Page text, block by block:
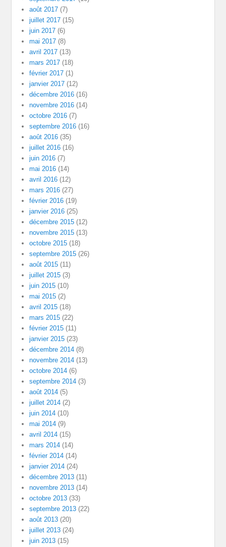
août 2017 (7)
juillet 2017 (15)
juin 2017 (6)
mai 2017 (8)
avril 2017 (13)
mars 2017 (18)
février 2017 (1)
janvier 2017 (12)
décembre 2016 (16)
novembre 2016 (14)
octobre 2016 (7)
septembre 2016 (16)
août 2016 (35)
juillet 2016 (16)
juin 2016 (7)
mai 2016 (14)
avril 2016 (12)
mars 2016 (27)
février 2016 (19)
janvier 2016 (25)
décembre 2015 (12)
novembre 2015 (13)
octobre 2015 (18)
septembre 2015 (26)
août 2015 (11)
juillet 2015 (3)
juin 2015 (10)
mai 2015 (2)
avril 2015 (18)
mars 2015 (22)
février 2015 (11)
janvier 2015 (23)
décembre 2014 (8)
novembre 2014 (13)
octobre 2014 (6)
septembre 2014 (3)
août 2014 (5)
juillet 2014 (2)
juin 2014 (10)
mai 2014 (9)
avril 2014 (15)
mars 2014 (14)
février 2014 (14)
janvier 2014 (24)
décembre 2013 (11)
novembre 2013 (14)
octobre 2013 (33)
septembre 2013 (22)
août 2013 (20)
juillet 2013 (24)
juin 2013 (15)